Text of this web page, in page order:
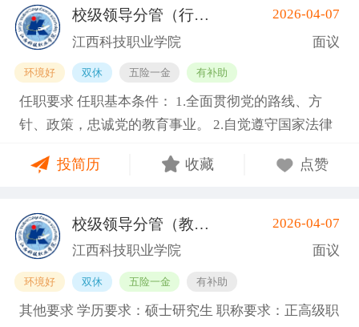
与艺术类 职位类型：学科带头人/学术骨干 工作地
点：江西南昌南昌县向塘镇向塘北大道1389号 招聘人
生 职称要求：副高级职称 工作经验：5-10年 年龄要
求：不限 海外经历：海外经历不限 政治面貌：不限
需求专业： 建筑学 报名方式：邮箱jkdzyxy@163.com
具备相关专业，有代表性成果（获奖、论文、专著、
学术译著、专利、咨询报告等）和主持参与的科研项
目； 4.具有招聘岗位所需的任职资格、职业资格、技
能要求和身体条件； 5.熟悉学院专业建设、人才培养
工作和教学科研管理，在本学科领域具有一定的学术
水平和影响力； 6.身体健康，能够全职到岗工作。副
者可适当放宽，最高不超过63周岁。 基本信息 职位名
骨干 工作地点：江西南昌南昌县向塘镇向塘北大道13
89号 招聘人数： 3 工作性质：全职 其他要求 学历要
求：硕士研究生 职称要求：副高级职称 工作经验：5-
10年 年龄要求：不限 海外经历：海外经历不限 政治
面貌：不限 需求专业：基础医学, 临床医学, 口腔医学,
实，理论与实践相结合的能力强； 4.具有本专业理论
和实践能力和学科建设能力。 其他说明 享受南昌市普
通高等学校教师的教师资格、职称评定和晋升等政
策；按照国家及南昌市相关规定缴纳“五险一金”；享
受南昌市的社会保障、社会福利等相关政策；学校有
完善的工薪体系、职务晋升、进修深造等政策。 基本
型：专职教师/教学科研岗 工作地点：江西南昌南昌县
济管理分院 工作性质：全职 其他要求 学历要求：硕
士研究生 职称要求：职称不限 工作经验：1-3年 海外
经历：海外经历不限 政治面貌：不限 需求专业： 交
通运输工程 该需求专业仅展示一级学科 报名方式：邮
箱jkdzyxy@163.com
校级领导分管（行政、学工） (南昌县)
2026-04-07
江西科技职业学院
面议
环境好 双休 五险一金 有补助
任职要求 任职基本条件： 1.全面贯彻党的路线、方
针、政策，忠诚党的教育事业。 2.自觉遵守国家法律
派、办事公道、勤政廉洁、爱岗敬业，具有良好的个
高校管理工作，具备胜任相应岗位所需的专业业务素
质。 5.具有较强的组织领导能力、综合协调能力和行
政执行能力。 条件： 1.原则上具有硕士学位、正高级
专业技术职称。 2.具有公办、民办副校长工作经历不
少于三年。 3.具有宽广的学术视野，对学校建设具有
投简历 收藏 点赞
校级领导分管（教学、教务） (南昌县)
2026-04-07
江西科技职业学院
面议
环境好 双休 五险一金 有补助
其他要求 学历要求：硕士研究生 职称要求：正高级职